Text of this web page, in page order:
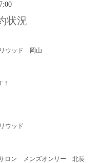
状況
ウッド 岡山
ウッド
ロン メンズオンリー 北長